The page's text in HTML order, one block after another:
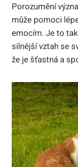
Porozumění
může pomoci
emocím. Je to
silnější vztah se
že je šťastná a